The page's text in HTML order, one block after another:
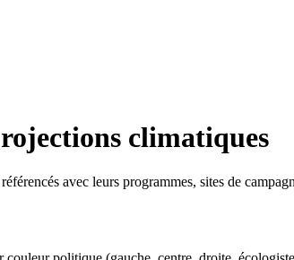
climatiques
avec leurs programmes, sites de